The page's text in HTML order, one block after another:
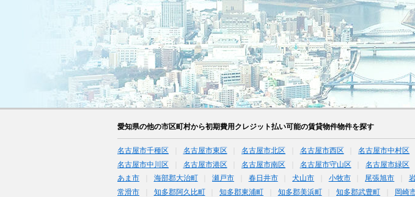
愛知県の他の市区町村から初期費用クレジット払い可能の賃貸物件物件を探す
名古屋市千種区 名古屋市東区 名古屋市北区 名古屋市西区 名古屋市中村区
名古屋市中川区
名古屋市港区 名古屋市南区 名古屋市守山区 名古屋市緑区
あま市
海部郡大治町 瀬戸市 春日井市 犬山市 小牧市 尾張旭市
常滑市
知多郡阿久比町 知多郡東浦町 知多郡美浜町 知多郡武豊町 岡崎